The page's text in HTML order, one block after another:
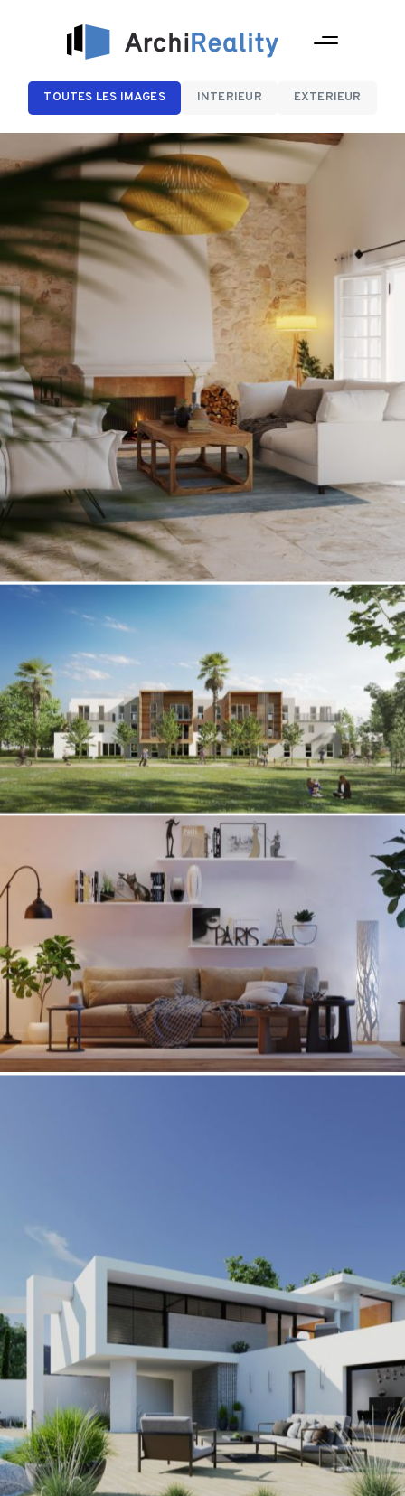
TOUTES LES IMAGES INTERIEUR EXTERIEUR